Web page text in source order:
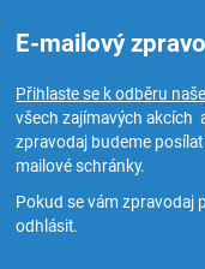
E-mailový
Přihlaste se k odběru
všech zajímavých akcích
zpravodaj budeme
mailové schránky.
Pokud se vám zpravodaj
odhlásit.